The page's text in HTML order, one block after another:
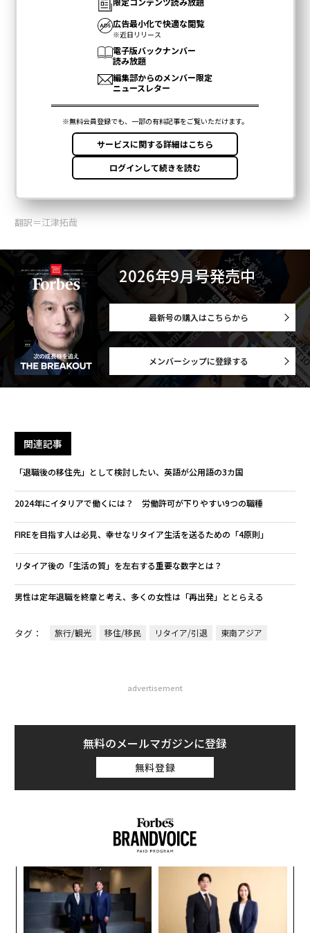
翻訳＝江津拓哉
2026年9月号発売中
最新号の購入はこちらから
メンバーシップに登録する
関連記事
「退職後の移住先」として検討したい、英語が公用語の3カ国
2024年にイタリアで働くには？ 労働許可が下りやすい9つの職種
FIREを目指す人は必見、幸せなリタイア生活を送るための「4原則」
リタイア後の「生活の質」を左右する重要な数字とは？
男性は定年退職を終章と考え、多くの女性は「再出発」ととらえる
タグ： 旅行/観光 移住/移民 リタイア/引退 東南アジア
advertisement
無料のメールマガジンに登録
無料登録